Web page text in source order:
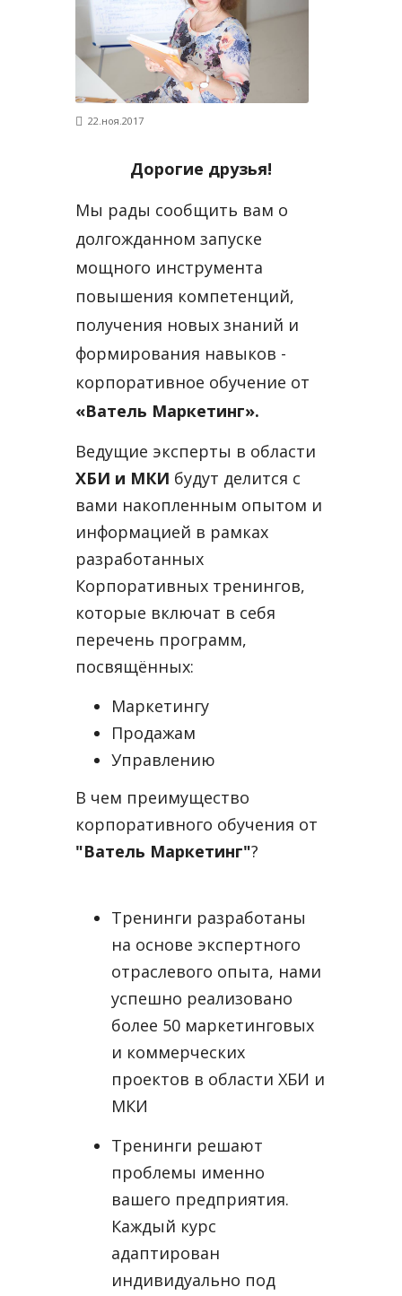
22.ноя.2017
Дорогие друзья!
Мы рады сообщить вам о
долгожданном запуске
мощного инструмента
повышения компетенций,
получения новых знаний и
формирования навыков -
корпоративное обучение от
«Ватель Маркетинг».
Ведущие эксперты в области
ХБИ и МКИ будут делится с
вами накопленным опытом и
информацией в рамках
разработанных
Корпоративных тренингов,
которые включат в себя
перечень программ,
посвящённых:
Маркетингу
Продажам
Управлению
В чем преимущество
корпоративного обучения от
"Ватель Маркетинг"?
Тренинги разработаны
на основе экспертного
отраслевого опыта, нами
успешно реализовано
более 50 маркетинговых
и коммерческих
проектов в области ХБИ и
МКИ
Тренинги решают
проблемы именно
вашего предприятия.
Каждый курс
адаптирован
индивидуально под